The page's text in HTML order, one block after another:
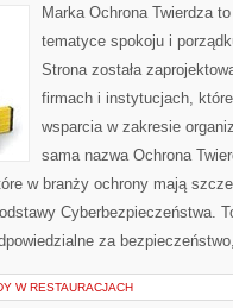
Marka Ochrona Twierdza
tematyce spokoju i
Strona została
firmach i instytucjach,
wsparcia w zakresie
sama nazwa Ochrona
w branży ochrony mają
Cyberbezpieczeństwa.
za
W RESTAURACJACH